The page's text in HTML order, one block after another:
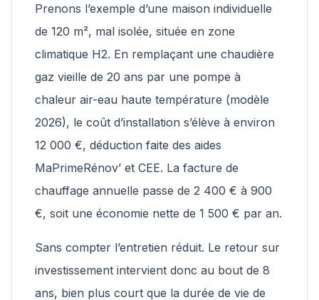
Prenons l’exemple d’une maison individuelle
de 120 m², mal isolée, située en zone
climatique H2. En remplaçant une chaudière
gaz vieille de 20 ans par une pompe à
chaleur air-eau haute température (modèle
2026), le coût d’installation s’élève à environ
12 000 €, déduction faite des aides
MaPrimeRénov’ et CEE. La facture de
chauffage annuelle passe de 2 400 € à 900
€, soit une économie nette de 1 500 € par an.
Sans compter l’entretien réduit. Le retour sur
investissement intervient donc au bout de 8
ans, bien plus court que la durée de vie de